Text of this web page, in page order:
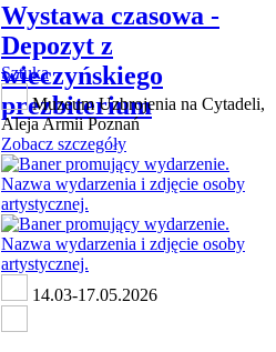
Wystawa czasowa -
Depozyt z
wieczyńskiego
prezbiterium
Sztuka
Muzeum Uzbrojenia na Cytadeli,
Aleja Armii Poznań
Zobacz szczegóły
14.03-17.05.2026